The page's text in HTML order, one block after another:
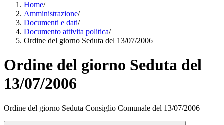
Home/
Amministrazione/
Documenti e dati/
Documento attivita politica/
Ordine del giorno Seduta del 13/07/2006
Ordine del giorno Seduta del
13/07/2006
Ordine del giorno Seduta Consiglio Comunale del 13/07/2006